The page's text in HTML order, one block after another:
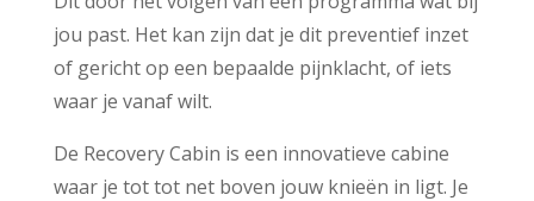
jou past. Het kan zijn dat je dit preventief inzet
of gericht op een bepaalde pijnklacht, of iets
waar je vanaf wilt.
De Recovery Cabin is een innovatieve cabine
waar je tot tot net boven jouw knieën in ligt. Je